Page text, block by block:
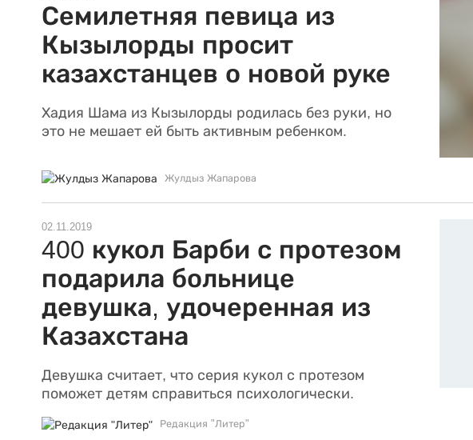
Семилетняя певица из
Кызылорды просит
казахстанцев о новой руке
Хадия Шама из Кызылорды родилась без руки, но
это не мешает ей быть активным ребенком.
Жулдыз Жапарова
02.11.2019
400 кукол Барби с протезом
подарила больнице
девушка, удочеренная из
Казахстана
Девушка считает, что серия кукол с протезом
поможет детям справиться психологически.
Редакция "Литер"